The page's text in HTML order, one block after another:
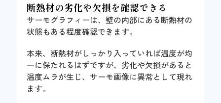
断熱材の劣化や欠損を確認できる
サーモグラフィーは、壁の内部にある断熱材の
状態もある程度確認できます。
本来、断熱材がしっかり入っていれば温度が均
一に保たれるはずですが、劣化や欠損があると
温度ムラが生じ、サーモ画像に異常として現れ
ます。